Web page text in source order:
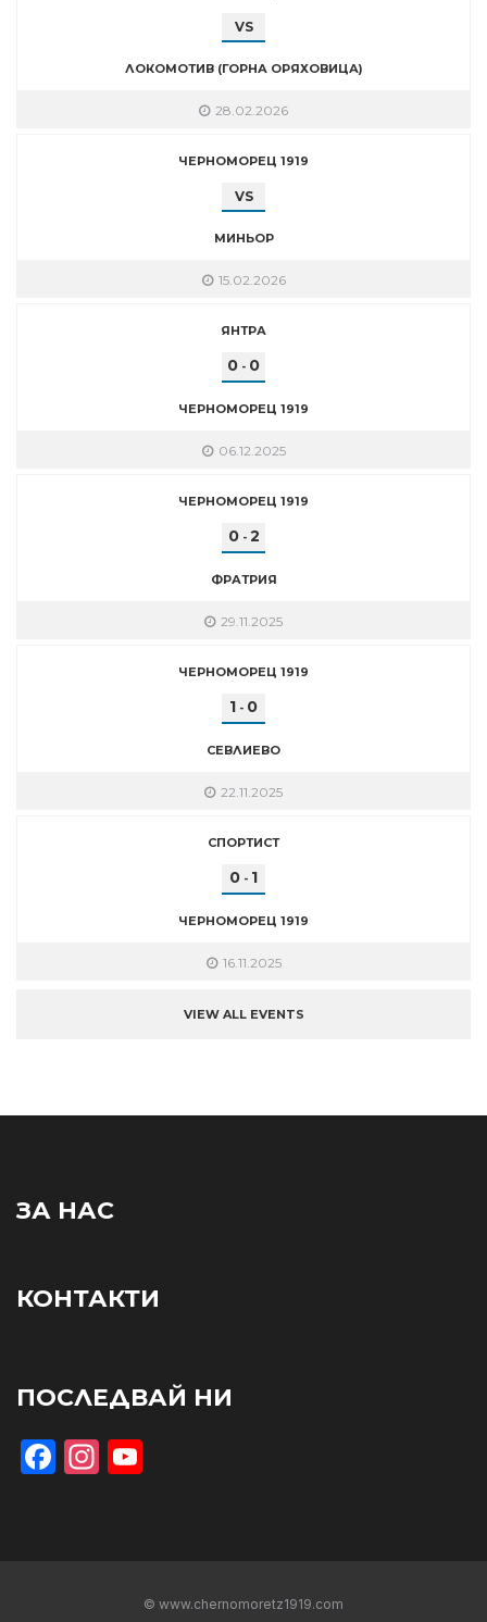
VS
ЛОКОМОТИВ (ГОРНА ОРЯХОВИЦА)
28.02.2026
ЧЕРНОМОРЕЦ 1919
VS
МИНЬОР
15.02.2026
ЯНТРА
0 - 0
ЧЕРНОМОРЕЦ 1919
06.12.2025
ЧЕРНОМОРЕЦ 1919
0- 2
ФРАТРИЯ
29.11.2025
ЧЕРНОМОРЕЦ 1919
1 - 0
СЕВЛИЕВО
22.11.2025
СПОРТИСТ
0 - 1
ЧЕРНОМОРЕЦ 1919
16.11.2025
VIEW ALL EVENTS
ЗА НАС
КОНТАКТИ
ПОСЛЕДВАЙ НИ
Facebook
Instagram
© www.chernomoretz1919.com